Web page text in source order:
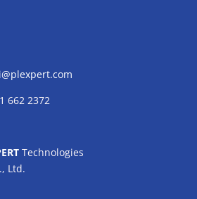
662 2372
Technologies
Ltd.